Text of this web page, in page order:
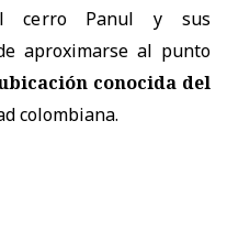
cerro Panul y sus
aproximarse al punto
conocida del
colombiana.